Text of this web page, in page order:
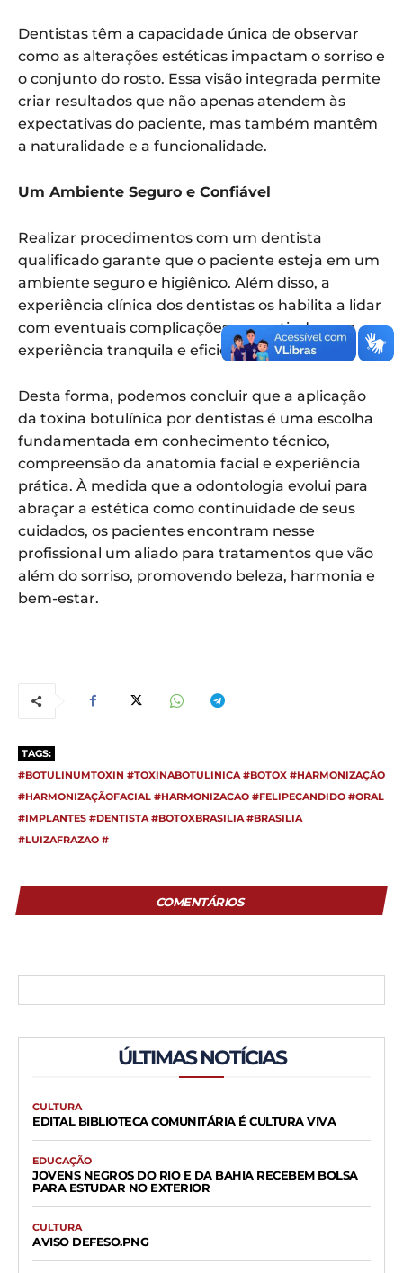
Dentistas têm a capacidade única de observar
como as alterações estéticas impactam o sorriso e
o conjunto do rosto. Essa visão integrada permite
criar resultados que não apenas atendem às
expectativas do paciente, mas também mantêm
a naturalidade e a funcionalidade.
Um Ambiente Seguro e Confiável
Realizar procedimentos com um dentista
qualificado garante que o paciente esteja em um
ambiente seguro e higiênico. Além disso, a
experiência clínica dos dentistas os habilita a lidar
com eventuais complicações, garantindo uma
experiência tranquila e eficiente.
Desta forma, podemos concluir que a aplicação
da toxina botulínica por dentistas é uma escolha
fundamentada em conhecimento técnico,
compreensão da anatomia facial e experiência
prática. À medida que a odontologia evolui para
abraçar a estética como continuidade de seus
cuidados, os pacientes encontram nesse
profissional um aliado para tratamentos que vão
além do sorriso, promovendo beleza, harmonia e
bem-estar.
TAGS:
#BOTULINUMTOXIN #TOXINABOTULINICA #BOTOX #HARMONIZAÇÃO
#HARMONIZAÇÃOFACIAL #HARMONIZACAO #FELIPECANDIDO #ORAL
#IMPLANTES #DENTISTA #BOTOXBRASILIA #BRASILIA
#LUIZAFRAZAO #
COMENTÁRIOS
ÚLTIMAS NOTÍCIAS
CULTURA
EDITAL BIBLIOTECA COMUNITÁRIA É CULTURA VIVA
EDUCAÇÃO
JOVENS NEGROS DO RIO E DA BAHIA RECEBEM BOLSA
PARA ESTUDAR NO EXTERIOR
CULTURA
AVISO DEFESO.PNG